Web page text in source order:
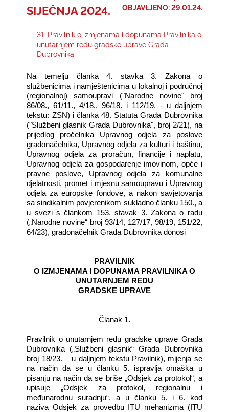
E-USLUGE
SIJEČNJA 2024.
OBJAVLJENO: 29.01.24.
31. Pravilnik o izmjenama i dopunama Pravilnika o
unutarnjem redu gradske uprave Grada
Dubrovnika
Na temelju članka 4. stavka 3. Zakona o
službenicima i namještenicima u lokalnoj i područnoj
(regionalnoj) samoupravi ("Narodne novine" broj
86/08., 61/11., 4/18., 96/18. i 112/19. - u daljnjem
tekstu: ZSN) i članka 48. Statuta Grada Dubrovnika
("Službeni glasnik Grada Dubrovnika", broj 2/21), na
prijedlog pročelnika Upravnog odjela za poslove
gradonačelnika, Upravnog odjela za kulturi i baštinu,
Upravnog odjela za proračun, financije i naplatu,
Upravnog odjela za gospodarenje imovinom, opće i
pravne poslove, Upravnog odjela za komunalne
djelatnosti, promet i mjesnu samoupravu i Upravnog
odjela za europske fondove, a nakon savjetovanja
sa sindikalnim povjerenikom sukladno članku 150., a
u svezi s člankom 153. stavak 3. Zakona o radu
(„Narodne novine“ broj 93/14, 127/17, 98/19, 151/22,
64/23), gradonačelnik Grada Dubrovnika donosi
PRAVILNIK
O IZMJENAMA I DOPUNAMA PRAVILNIKA O
UNUTARNJEM REDU
GRADSKE UPRAVE
Članak 1.
Pravilnik o unutarnjem redu gradske uprave Grada
Dubrovnika („Službeni glasnik“ Grada Dubrovnika
broj 18/23. – u daljnjem tekstu Pravilnik), mijenja se
na način da se u članku 5. ispravlja omaška u
pisanju na način da se briše „Odsjek za protokol“, a
upisuje „Odsjek za protokol, regionalnu i
međunarodnu suradnju“, a u članku 5. i 6. kod
naziva Odsjek za provedbu ITU mehanizma (ITU